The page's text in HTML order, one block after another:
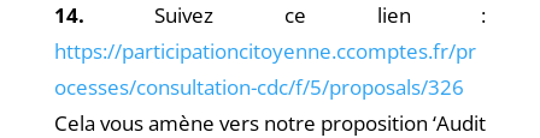
14. Suivez ce lien :
https://participationcitoyenne.ccomptes.fr/pr
ocesses/consultation-cdc/f/5/proposals/326
Cela vous amène vers notre proposition ‘Audit